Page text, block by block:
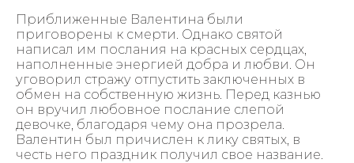
Приближенные Валентина были
приговорены к смерти. Однако святой
написал им послания на красных сердцах,
наполненные энергией добра и любви. Он
уговорил стражу отпустить заключенных в
обмен на собственную жизнь. Перед казнью
он вручил любовное послание слепой
девочке, благодаря чему она прозрела.
Валентин был причислен к лику святых, в
честь него праздник получил свое название.